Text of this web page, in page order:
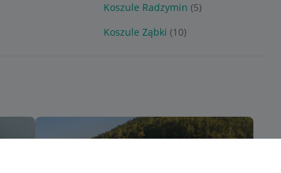
Koszule Radzymin (5)
Koszule Ząbki (10)